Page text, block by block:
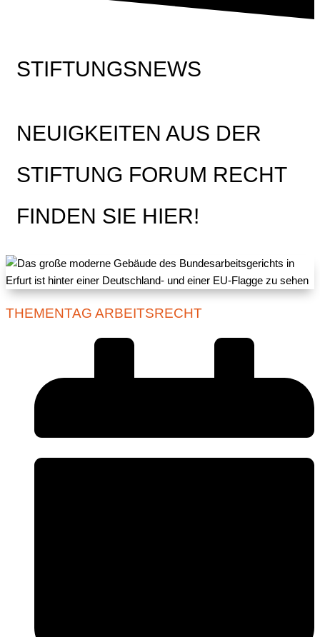
STIFTUNGSNEWS
NEUIGKEITEN AUS DER
STIFTUNG FORUM RECHT
FINDEN SIE HIER!
THEMENTAG ARBEITSRECHT